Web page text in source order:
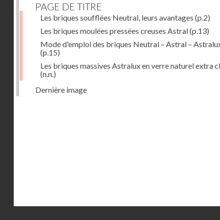
PAGE DE TITRE
Les briques soufflées Neutral, leurs avantages (p.2)
Les briques moulées pressées creuses Astral(p.13)
Mode d'emploi des briques Neutral – Astral –
(p.15)
Les briques massives Astralux en verre naturel extra
(n.n.)
Dernière image